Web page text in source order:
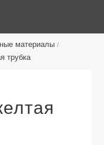
материалы /
трубка